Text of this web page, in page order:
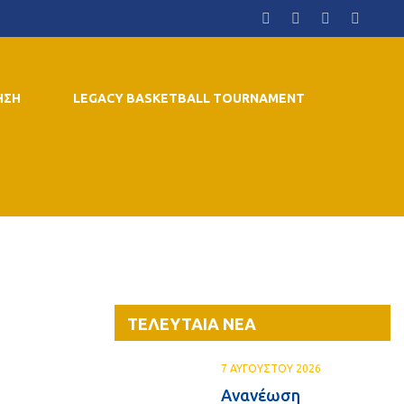
LEGACY BASKETBALL TOURNAMENT
ΤΕΛΕΥΤΑΙΑ ΝΕΑ
7 ΑΥΓΟΥΣΤΟΥ 2026
Ανανέωση